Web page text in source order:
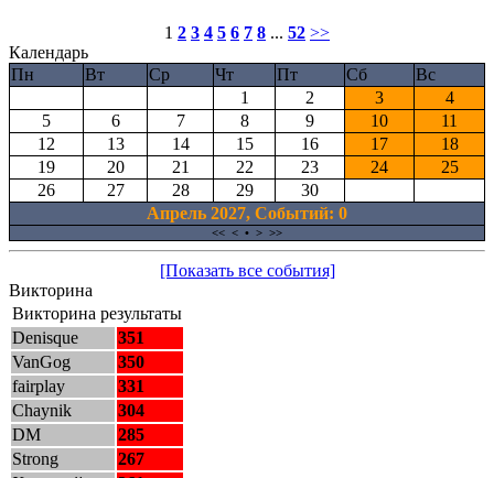
1 2 3 4 5 6 7 8 ... 52 >>
Календарь
Пн
Вт Ср Чт Пт Сб
Вс
1
2 3
4
5
6 7 8 9 10
11
12
13 14 15 16 17
18
19
20 21 22 23 24
25
26
27 28 29
30
Апрель 2027, Cобытий: 0
<< < • > >>
[Показать все события]
Викторина
Викторина результаты
Denisque
351
VanGog
350
fairplay
331
Chaynik
304
DM
285
Strong
267